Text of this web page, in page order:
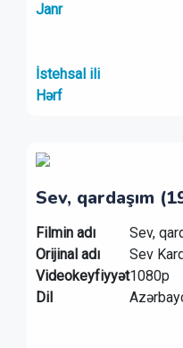
Janr
İstehsal ili
Hərf
Sev, qardaşım
Filmin adı
Sev,
Orijinal adı
Sev
Videokeyfiyyət1080p
Dil